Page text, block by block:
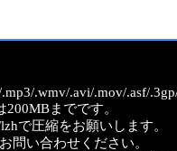
.wmv/.avi/.mov/.asf/
までです。
で圧縮をお願いします。
問い合わせください。